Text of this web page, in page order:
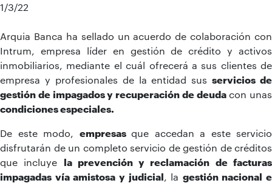
1/3/22
Arquia Banca ha sellado un acuerdo de colaboración con
Intrum, empresa líder en gestión de crédito y activos
inmobiliarios, mediante el cuál ofrecerá a sus clientes de
empresa y profesionales de la entidad susservicios de
gestión de impagados y recuperación de deudacon unas
condiciones especiales.
De este modo, empresas que accedan a este servicio
disfrutarán de un completo servicio de gestión de créditos
que incluye la prevención y reclamación de facturas
impagadas vía amistosa y judicial , la gestión nacional e